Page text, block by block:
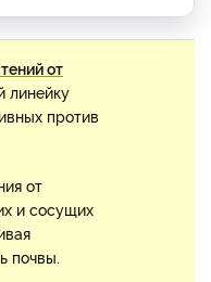
от
линейку
против
от
и сосущих
почвы.